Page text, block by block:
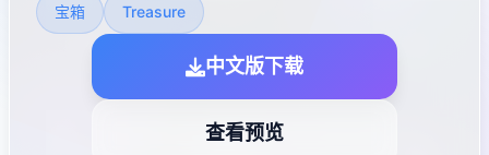
宝箱 Treasure
中文版下载
查看预览